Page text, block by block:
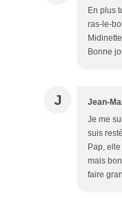
En plus
ras-le-
Bonne
J Jean-
Je me
suis
Pap,
mais
faire